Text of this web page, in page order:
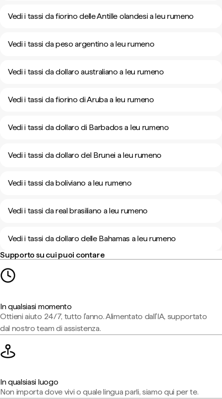
Vedi i tassi da fiorino delle Antille olandesi a leu rumeno
Vedi i tassi da peso argentino a leu rumeno
Vedi i tassi da dollaro australiano a leu rumeno
Vedi i tassi da fiorino di Aruba a leu rumeno
Vedi i tassi da dollaro di Barbados a leu rumeno
Vedi i tassi da dollaro del Brunei a leu rumeno
Vedi i tassi da boliviano a leu rumeno
Vedi i tassi da real brasiliano a leu rumeno
Vedi i tassi da dollaro delle Bahamas a leu rumeno
Supporto su cui puoi contare
In qualsiasi momento
Ottieni aiuto 24/7, tutto l'anno. Alimentato dall'IA, supportato
dal nostro team di assistenza.
In qualsiasi luogo
Non importa dove vivi o quale lingua parli, siamo qui per te.